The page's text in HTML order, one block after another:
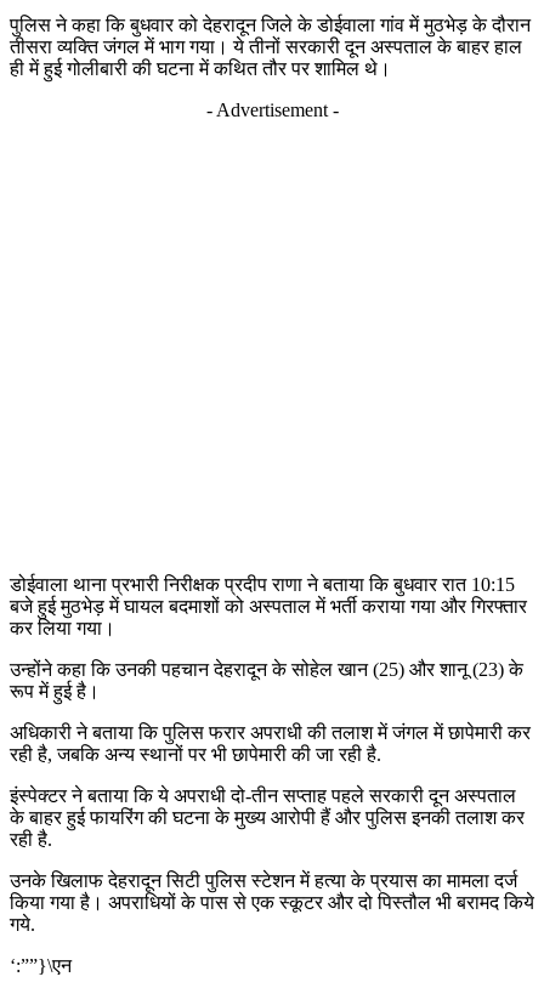
पुलिस ने कहा कि बुधवार को देहरादून जिले के डोईवाला गांव में मुठभेड़ के दौरान
तीसरा व्यक्ति जंगल में भाग गया। ये तीनों सरकारी दून अस्पताल के बाहर हाल
ही में हुई गोलीबारी की घटना में कथित तौर पर शामिल थे।
- Advertisement -
डोईवाला थाना प्रभारी निरीक्षक प्रदीप राणा ने बताया कि बुधवार रात 10:15
बजे हुई मुठभेड़ में घायल बदमाशों को अस्पताल में भर्ती कराया गया और गिरफ्तार
कर लिया गया।
उन्होंने कहा कि उनकी पहचान देहरादून के सोहेल खान (25) और शानू (23) के
रूप में हुई है।
अधिकारी ने बताया कि पुलिस फरार अपराधी की तलाश में जंगल में छापेमारी कर
रही है, जबकि अन्य स्थानों पर भी छापेमारी की जा रही है.
इंस्पेक्टर ने बताया कि ये अपराधी दो-तीन सप्ताह पहले सरकारी दून अस्पताल
के बाहर हुई फायरिंग की घटना के मुख्य आरोपी हैं और पुलिस इनकी तलाश कर
रही है.
उनके खिलाफ देहरादून सिटी पुलिस स्टेशन में हत्या के प्रयास का मामला दर्ज
किया गया है। अपराधियों के पास से एक स्कूटर और दो पिस्तौल भी बरामद किये
गये.
‘:””}\एन